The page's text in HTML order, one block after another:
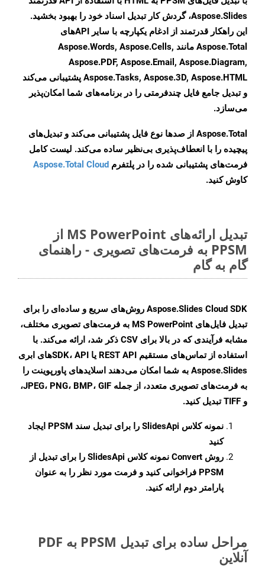
Aspose.Slides، گردش کار تبدیل اسناد خود را بهبود بخشید.
این راهکار قدرتمند از ادغام یکپارچه با سایر APIهای
Aspose.Total مانند Aspose.Words, Aspose.Cells,
Aspose.PDF, Aspose.Email, Aspose.Diagram,
Aspose.Tasks, Aspose.3D, Aspose.HTML پشتیبانی می‌کند
و تبدیل جامع فایل چندفرمتی را در برنامه‌های شما امکان‌پذیر
می‌سازد.
Aspose.Total از صدها نوع فایل پشتیبانی می‌کند و تبدیل‌های
پیچیده را با انعطاف‌پذیری بی‌نظیر ساده می‌کند. لیست کامل
فرمت‌های پشتیبانی شده را در پلتفرم Aspose.Total Cloud
کاوش کنید.
تبدیل ارائه‌های MS PowerPoint از
PPSM به فرمت‌های تصویری - راهنمای
گام به گام
Aspose.Slides Cloud SDK روش‌های سریع و ساده‌ای را برای
تبدیل فایل‌های MS PowerPoint به فرمت‌های تصویری مختلف،
مشابه فرآیندی که در بالا برای CSV ذکر شد، ارائه می‌کند. با
استفاده از تماس‌های مستقیم REST API یا SDK، APIهای ابری
Aspose.Slides به شما امکان می‌دهند اسلایدهای پاورپوینت را
به فرمت‌های تصویری متعدد، از جمله JPEG، PNG، BMP، GIF،
و TIFF تبدیل کنید.
نمونه کلاس SlidesApi
را برای تبدیل سند PPSM ایجاد
کنید
روش Convert
نمونه کلاس SlidesApi را برای تبدیل از
PPSM فراخوانی کنید و فرمت مورد نظر را به عنوان
پارامتر دوم ارائه کنید.
مراحل ساده برای تبدیل PPSM به PDF
آنلاین